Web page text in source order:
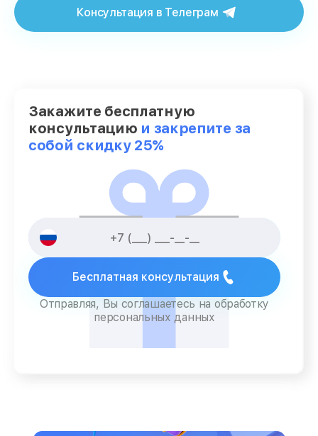
Консультация в Телеграм
Закажите бесплатную
консультацию и закрепите за
собой скидку 25%
Бесплатная консультация
Отправляя, Вы соглашаетесь на обработку
персональных данных